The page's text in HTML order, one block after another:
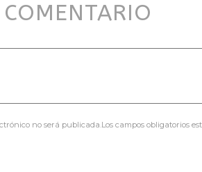
no será publicada.Los campos obligatorios